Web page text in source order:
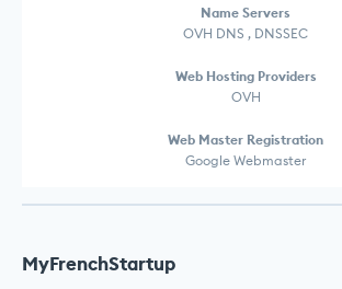
Name Servers
OVH DNS , DNSSEC
Web Hosting Providers
OVH
Web Master Registration
Google Webmaster
MyFrenchStartup